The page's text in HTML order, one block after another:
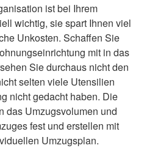
ist bei Ihrem
wichtig, sie spart Ihnen viel
Unkosten. Schaffen Sie
mit in das
Sie durchaus nicht den
selten viele Utensilien
nicht gedacht haben. Die
das Umzugsvolumen und
fest und erstellen mit
Umzugsplan.